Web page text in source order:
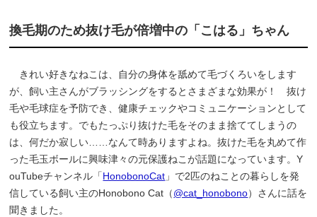
換毛期のため抜け毛が倍増中の「こはる」ちゃん
きれい好きなねこは、自分の身体を舐めて毛づくろいをします
が、飼い主さんがブラッシングをするとさまざまな効果が！ 抜け
毛や毛球症を予防でき、健康チェックやコミュニケーションとして
も役立ちます。でもたっぷり抜けた毛をそのまま捨ててしまうの
は、何だか寂しい……なんて時ありますよね。抜けた毛を丸めて作
った毛玉ボールに興味津々の元保護ねこが話題になっています。Y
ouTubeチャンネル「HonobonoCat 」で2匹のねことの暮らしを発
信している飼い主のHonobono Cat（@cat_honobono）さんに話を
聞きました。